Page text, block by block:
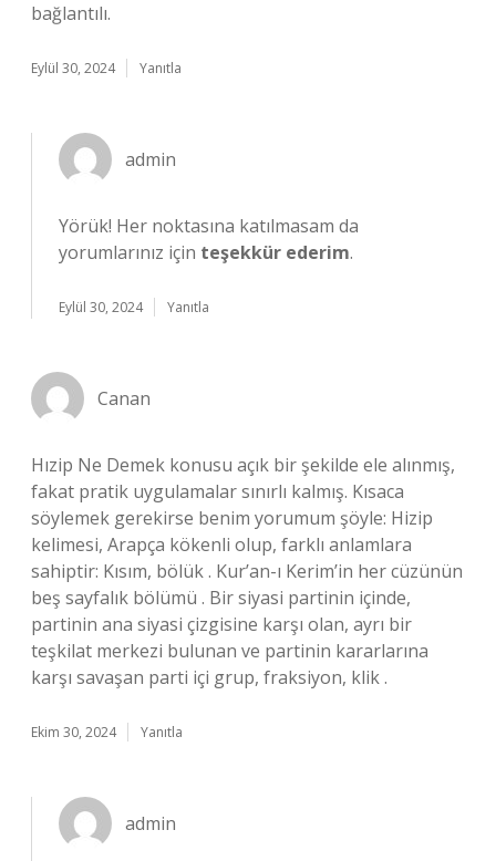
bağlantılı.
Eylül 30, 2024 Yanıtla
admin
Yörük! Her noktasına katılmasam da
yorumlarınız için teşekkür ederim.
Eylül 30, 2024 Yanıtla
Canan
Hızip Ne Demek konusu açık bir şekilde ele alınmış,
fakat pratik uygulamalar sınırlı kalmış. Kısaca
söylemek gerekirse benim yorumum şöyle: Hizip
kelimesi, Arapça kökenli olup, farklı anlamlara
sahiptir: Kısım, bölük . Kur’an-ı Kerim’in her cüzünün
beş sayfalık bölümü . Bir siyasi partinin içinde,
partinin ana siyasi çizgisine karşı olan, ayrı bir
teşkilat merkezi bulunan ve partinin kararlarına
karşı savaşan parti içi grup, fraksiyon, klik .
Ekim 30, 2024 Yanıtla
admin